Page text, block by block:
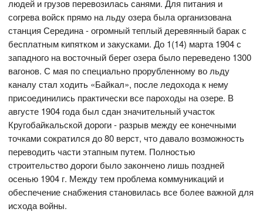
людей и грузов перевозилась санями. Для питания и
согрева войск прямо на льду озера была организована
станция Середина - огромный теплый деревянный барак с
бесплатным кипятком и закусками. До 1(14) марта 1904 с
западного на восточный берег озера было переведено 1300
вагонов. С мая по специально прорубленному во льду
каналу стал ходить «Байкал», после ледохода к нему
присоединились практически все пароходы на озере. В
августе 1904 года был сдан значительный участок
Кругобайкальской дороги - разрыв между ее конечными
точками сократился до 80 верст, что давало возможность
переводить части этапным путем. Полностью
строительство дороги было закончено лишь поздней
осенью 1904 г. Между тем проблема коммуникаций и
обеспечение снабжения становилась все более важной для
исхода войны.